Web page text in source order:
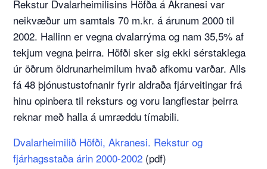
Rekstur Dvalarheimilisins Höfða á Akranesi var
neikvæður um samtals 70 m.kr. á árunum 2000 til
2002. Hallinn er vegna dvalarrýma og nam 35,5% af
tekjum vegna þeirra. Höfði sker sig ekki sérstaklega
úr öðrum öldrunarheimilum hvað afkomu varðar. Alls
fá 48 þjónustustofnanir fyrir aldraða fjárveitingar frá
hinu opinbera til reksturs og voru langflestar þeirra
reknar með halla á umræddu tímabili.
Dvalarheimilið Höfði, Akranesi. Rekstur og
fjárhagsstaða árin 2000-2002 (pdf)